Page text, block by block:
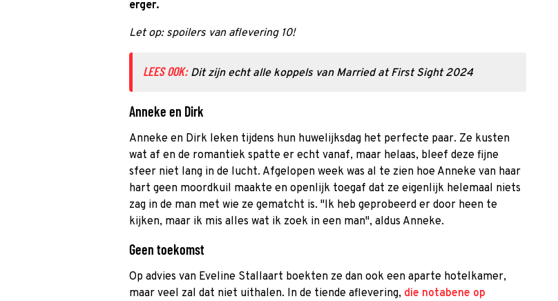
erger.
Let op: spoilers van aflevering 10!
LEES OOK: Dit zijn echt alle koppels van Married at First Sight 2024
Anneke en Dirk
Anneke en Dirk leken tijdens hun huwelijksdag het perfecte paar. Ze kusten
wat af en de romantiek spatte er echt vanaf, maar helaas, bleef deze fijne
sfeer niet lang in de lucht. Afgelopen week was al te zien hoe Anneke van haar
hart geen moordkuil maakte en openlijk toegaf dat ze eigenlijk helemaal niets
zag in de man met wie ze gematcht is. "Ik heb geprobeerd er door heen te
kijken, maar ik mis alles wat ik zoek in een man", aldus Anneke.
Geen toekomst
Op advies van Eveline Stallaart boekten ze dan ook een aparte hotelkamer,
maar veel zal dat niet uithalen. In de tiende aflevering, die notabene op